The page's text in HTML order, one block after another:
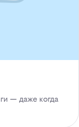
— даже когда